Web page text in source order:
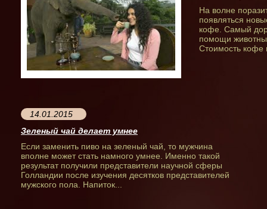
На волне
появляться
кофе. Самый
помощи
Стоимость кофе
14.01.2015
Зеленый чай делает умнее
Если заменить пиво на зеленый чай, то мужчина
вполне может стать намного умнее. Именно такой
результат получили представители научной сферы
Голландии после изучения десятков представителей
мужского пола. Напиток...